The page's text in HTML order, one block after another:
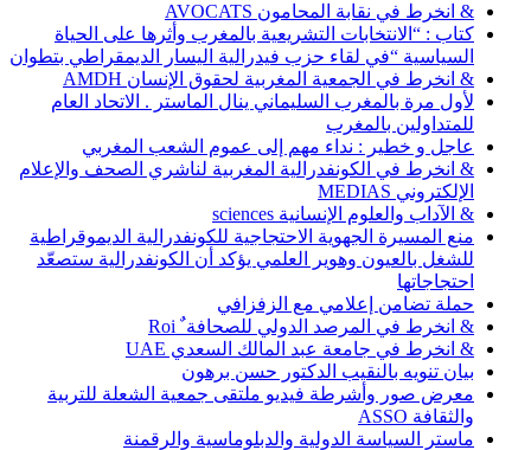
& انخرط في نقابة المحامون AVOCATS
كتاب : “الانتخابات التشريعية بالمغرب وأثرها على الحياة
السياسية “في لقاء حزب فيدرالية اليسار الديمقراطي بتطوان
& انخرط في الجمعية المغربية لحقوق الإنسان AMDH
لأول مرة بالمغرب السليماني ينال الماستر . الاتحاد العام
للمتداولين بالمغرب
عاجل و خطير : نداء مهم إلى عموم الشعب المغربي
& انخرط في الكونفدرالية المغربية لناشري الصحف والإعلام
الإلكتروني MEDIAS
& الآداب والعلوم الإنسانية sciences
منع المسيرة الجهوية الاحتجاجية للكونفدرالية الديموقراطية
للشغل بالعيون وهوير العلمي يؤكد أن الكونفدرالية ستصعّد
احتجاجاتها
حملة تضامن إعلامي مع الزفزافي
& انخرط في المرصد الدولي للصحافة ٌ Roi
& انخرط في جامعة عبد المالك السعدي UAE
بيان تنويه بالنقيب الدكتور حسن برهون
معرض صور وأشرطة فيديو ملتقى جمعية الشعلة للتربية
والثقافة ASSO
ماستر السياسة الدولية والدبلوماسية والرقمنة